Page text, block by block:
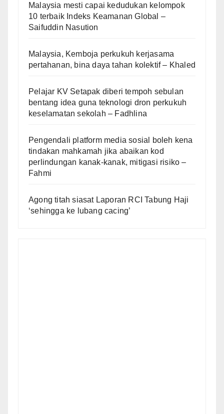
Malaysia mesti capai kedudukan kelompok
10 terbaik Indeks Keamanan Global –
Saifuddin Nasution
Malaysia, Kemboja perkukuh kerjasama
pertahanan, bina daya tahan kolektif – Khaled
Pelajar KV Setapak diberi tempoh sebulan
bentang idea guna teknologi dron perkukuh
keselamatan sekolah – Fadhlina
Pengendali platform media sosial boleh kena
tindakan mahkamah jika abaikan kod
perlindungan kanak-kanak, mitigasi risiko –
Fahmi
Agong titah siasat Laporan RCI Tabung Haji
‘sehingga ke lubang cacing’